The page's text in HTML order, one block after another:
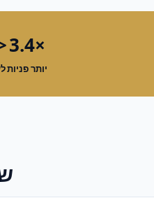
×3.4
יותר פניות